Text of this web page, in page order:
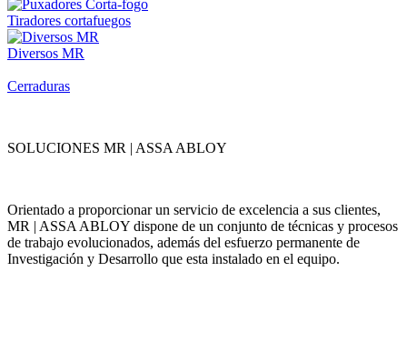
Tiradores cortafuegos
Diversos MR
Cerraduras
SOLUCIONES MR | ASSA ABLOY
Orientado a proporcionar un servicio de excelencia a sus clientes,
MR | ASSA ABLOY dispone de un conjunto de técnicas y procesos
de trabajo evolucionados, además del esfuerzo permanente de
Investigación y Desarrollo que esta instalado en el equipo.